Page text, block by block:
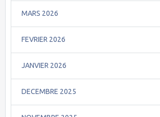
MARS 2026
FEVRIER 2026
JANVIER 2026
DECEMBRE 2025